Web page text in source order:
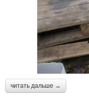
читать дальше →